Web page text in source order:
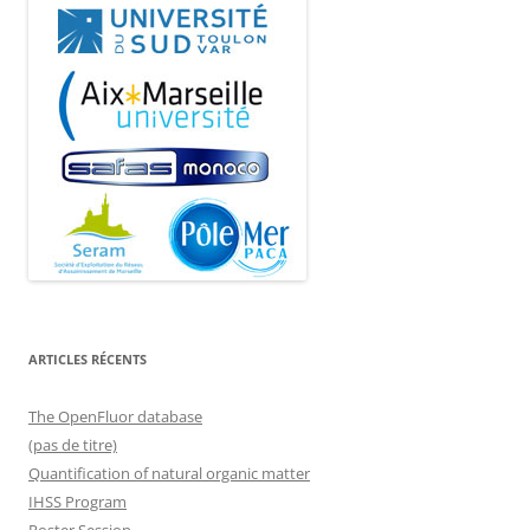
ARTICLES RÉCENTS
The OpenFluor database
(pas de titre)
Quantification of natural organic matter
IHSS Program